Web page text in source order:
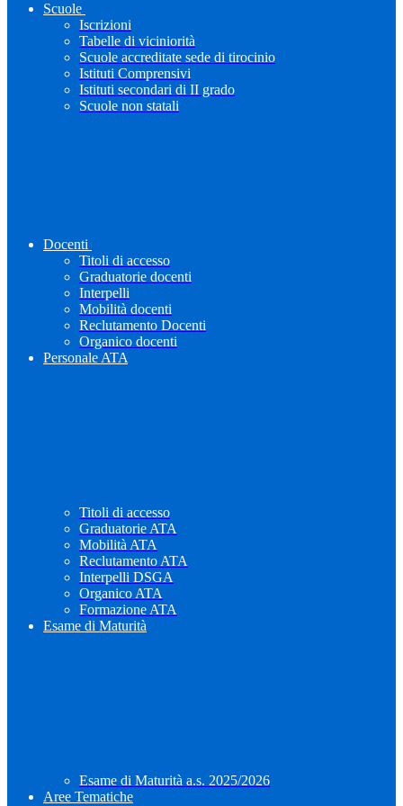
Scuole
Iscrizioni
Tabelle di viciniorità
Scuole accreditate sede di tirocinio
Istituti Comprensivi
Istituti secondari di II grado
Scuole non statali
Docenti
Titoli di accesso
Graduatorie docenti
Interpelli
Mobilità docenti
Reclutamento Docenti
Organico docenti
Personale ATA
Titoli di accesso
Graduatorie ATA
Mobilità ATA
Reclutamento ATA
Interpelli DSGA
Organico ATA
Formazione ATA
Esame di Maturità
Esame di Maturità a.s. 2025/2026
Aree Tematiche